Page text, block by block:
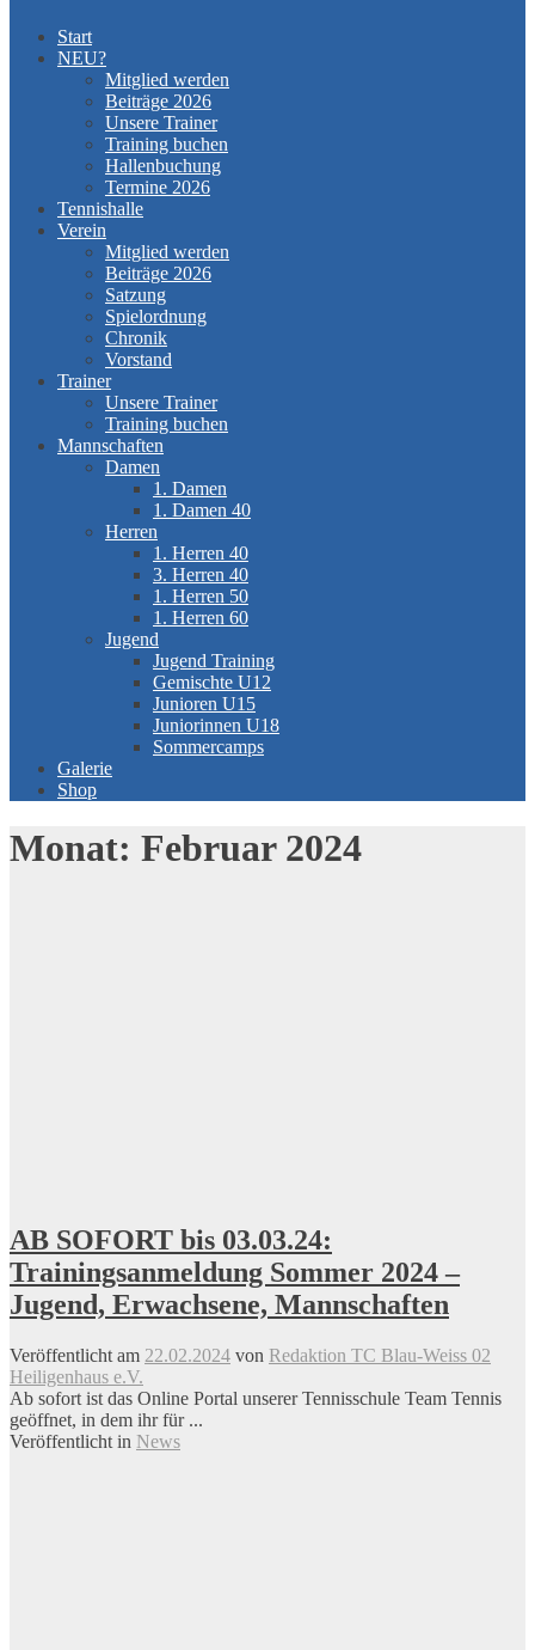
Start
NEU?
Mitglied werden
Beiträge 2026
Unsere Trainer
Training buchen
Hallenbuchung
Termine 2026
Tennishalle
Verein
Mitglied werden
Beiträge 2026
Satzung
Spielordnung
Chronik
Vorstand
Trainer
Unsere Trainer
Training buchen
Mannschaften
Damen
1. Damen
1. Damen 40
Herren
1. Herren 40
3. Herren 40
1. Herren 50
1. Herren 60
Jugend
Jugend Training
Gemischte U12
Junioren U15
Juniorinnen U18
Sommercamps
Galerie
Shop
Monat: Februar 2024
AB SOFORT bis 03.03.24:
Trainingsanmeldung Sommer 2024 –
Jugend, Erwachsene, Mannschaften
Veröffentlicht am 22.02.2024 von Redaktion TC Blau-Weiss 02
Heiligenhaus e.V.
Ab sofort ist das Online Portal unserer Tennisschule Team Tennis
geöffnet, in dem ihr für ...
Veröffentlicht in News